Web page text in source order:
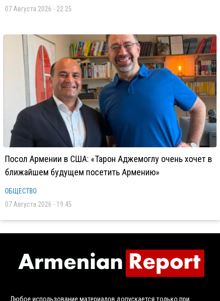
07 Августа 2026 - 22:25
Посол Армении в США: «Тарон Аджемоглу очень хочет в
ближайшем будущем посетить Армению»
ОБЩЕСТВО
07 Августа 2026 - 19:45
Любое использование материалов допускается только при